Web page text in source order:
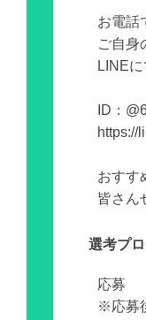
お電話
ご自身
LINE
ID：
https://
おすす
皆さん
選考プ
応募
※応募